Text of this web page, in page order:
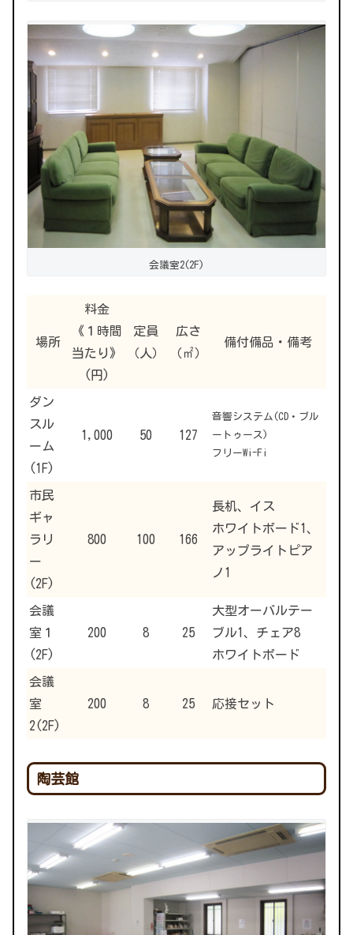
会議室2(2F)
場所
料金
《１時間
当たり》
(円)
定員
（人）
広さ
（㎡）
備付備品・備考
ダン
スル
ーム
(1F)
1,000 50 127
音響システム(CD・ブル
ートゥース)
フリーWi-Fi
市民
ギャ
ラリ
ー
(2F)
800 100 166
長机、イス
ホワイトボード1、
アップライトピア
ノ1
会議
室１
(2F)
200 8 25
大型オーバルテー
ブル1、チェア8
ホワイトボード
会議
室
2(2F)
200 8 25 応接セット
陶芸館